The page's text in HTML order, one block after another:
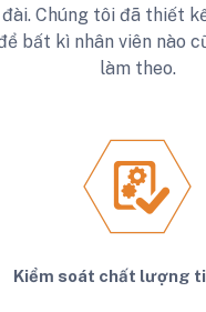
Chúng tôi đã thiết
bất kì nhân viên nào
làm theo.
Kiểm soát chất lượng